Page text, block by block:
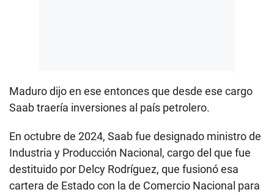
Maduro dijo en ese entonces que desde ese cargo
Saab traería inversiones al país petrolero.
En octubre de 2024, Saab fue designado ministro de
Industria y Producción Nacional, cargo del que fue
destituido por Delcy Rodríguez, que fusionó esa
cartera de Estado con la de Comercio Nacional para